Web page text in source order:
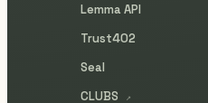
Lemma API
Trust402
Seal
CLUBS
↗